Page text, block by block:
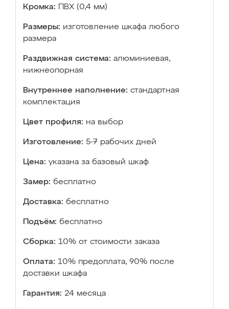
Кромка: ПВХ (0,4 мм)
Размеры: изготовление шкафа любого
размера
Раздвижная система: алюминиевая,
нижнеопорная
Внутреннее наполнение: стандартная
комплектация
Цвет профиля: на выбор
Изготовление: 5-7 рабочих дней
Цена: указана за базовый шкаф
Замер: бесплатно
Доставка: бесплатно
Подъём: бесплатно
Сборка: 10% от стоимости заказа
Оплата: 10% предоплата, 90% после
доставки шкафа
Гарантия: 24 месяца